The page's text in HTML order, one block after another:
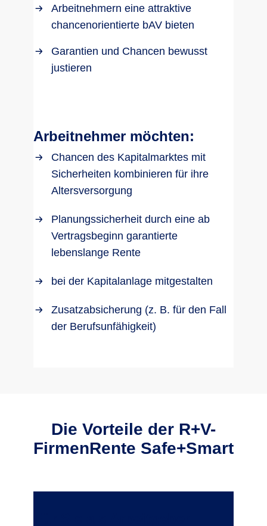
Arbeitnehmern eine attraktive
chancenorientierte bAV bieten
Garantien und Chancen bewusst
justieren
Arbeitnehmer möchten:
Chancen des Kapitalmarktes mit
Sicherheiten kombinieren für ihre
Altersversorgung
Planungssicherheit durch eine ab
Vertragsbeginn garantierte
lebenslange Rente
bei der Kapitalanlage mitgestalten
Zusatzabsicherung (z. B. für den Fall
der Berufsunfähigkeit)
Die Vorteile der R+V-
FirmenRente Safe+Smart